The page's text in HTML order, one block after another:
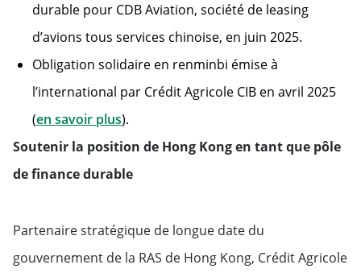
durable pour CDB Aviation, société de leasing
d’avions tous services chinoise, en juin 2025.
Obligation solidaire en renminbi émise à
l’international par Crédit Agricole CIB en avril 2025
(en savoir plus).
Soutenir la position de Hong Kong en tant que pôle
de finance durable
Partenaire stratégique de longue date du
gouvernement de la RAS de Hong Kong, Crédit Agricole